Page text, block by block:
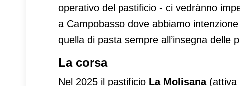
operativo del pastificio - ci vedrànno
a Campobasso dove abbiamo intenzione
quella di pasta sempre all’insegna delle
La corsa
Nel 2025 il pastificio La Molisana(attiva